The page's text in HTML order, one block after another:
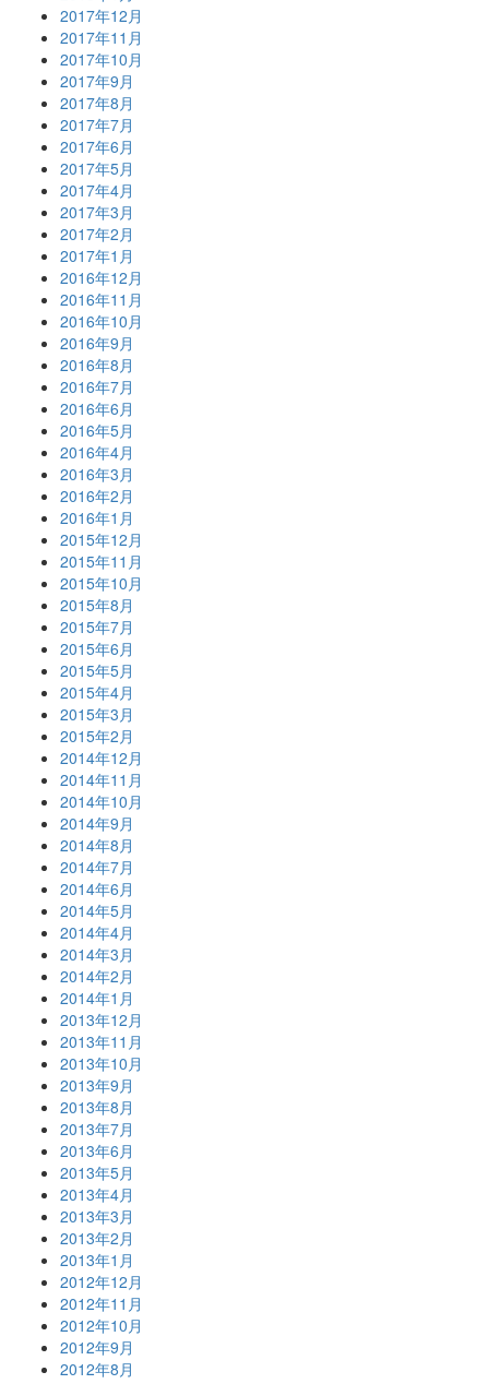
2017年12月
2017年11月
2017年10月
2017年9月
2017年8月
2017年7月
2017年6月
2017年5月
2017年4月
2017年3月
2017年2月
2017年1月
2016年12月
2016年11月
2016年10月
2016年9月
2016年8月
2016年7月
2016年6月
2016年5月
2016年4月
2016年3月
2016年2月
2016年1月
2015年12月
2015年11月
2015年10月
2015年8月
2015年7月
2015年6月
2015年5月
2015年4月
2015年3月
2015年2月
2014年12月
2014年11月
2014年10月
2014年9月
2014年8月
2014年7月
2014年6月
2014年5月
2014年4月
2014年3月
2014年2月
2014年1月
2013年12月
2013年11月
2013年10月
2013年9月
2013年8月
2013年7月
2013年6月
2013年5月
2013年4月
2013年3月
2013年2月
2013年1月
2012年12月
2012年11月
2012年10月
2012年9月
2012年8月